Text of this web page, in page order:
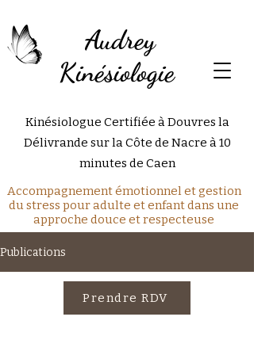
Audrey
Kinésiologie
Kinésiologue Certifiée à Douvres la
Délivrande sur la Côte de Nacre à 10
minutes de Caen
Accompagnement émotionnel et gestion
du stress pour adulte et enfant dans une
approche douce et respecteuse
Publications
Prendre RDV